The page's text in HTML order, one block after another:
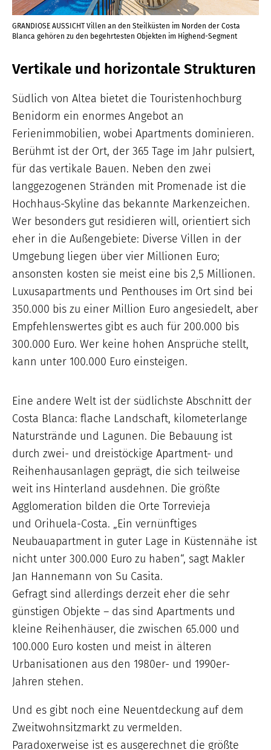
GRANDIOSE AUSSICHT Villen an den Steilküsten im Norden der Costa
Blanca gehören zu den begehrtesten Objekten im Highend-Segment
Vertikale und horizontale Strukturen
Südlich von Altea bietet die Touristenhochburg
Benidorm ein enormes Angebot an
Ferienimmobilien, wobei Apartments dominieren.
Berühmt ist der Ort, der 365 Tage im Jahr pulsiert,
für das vertikale Bauen. Neben den zwei
langgezogenen Stränden mit Promenade ist die
Hochhaus-Skyline das bekannte Markenzeichen.
Wer besonders gut residieren will, orientiert sich
eher in die Außengebiete: Diverse Villen in der
Umgebung liegen über vier Millionen Euro;
ansonsten kosten sie meist eine bis 2,5 Millionen.
Luxusapartments und Penthouses im Ort sind bei
350.000 bis zu einer Million Euro angesiedelt, aber
Empfehlenswertes gibt es auch für 200.000 bis
300.000 Euro. Wer keine hohen Ansprüche stellt,
kann unter 100.000 Euro einsteigen.
Eine andere Welt ist der südlichste Abschnitt der
Costa Blanca: flache Landschaft, kilometerlange
Naturstrände und Lagunen. Die Bebauung ist
durch zwei- und dreistöckige Apartment- und
Reihenhausanlagen geprägt, die sich teilweise
weit ins Hinterland ausdehnen. Die größte
Agglomeration bilden die Orte Torrevieja
und Orihuela-Costa. „Ein vernünftiges
Neubauapartment in guter Lage in Küstennähe ist
nicht unter 300.000 Euro zu haben“, sagt Makler
Jan Hannemann von Su Casita.
Gefragt sind allerdings derzeit eher die sehr
günstigen Objekte – das sind Apartments und
kleine Reihenhäuser, die zwischen 65.000 und
100.000 Euro kosten und meist in älteren
Urbanisationen aus den 1980er- und 1990er-
Jahren stehen.
Und es gibt noch eine Neuentdeckung auf dem
Zweitwohnsitzmarkt zu vermelden.
Paradoxerweise ist es ausgerechnet die größte